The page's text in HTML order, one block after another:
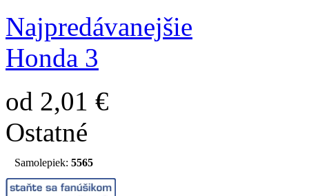
Najpredávanejšie
Honda 3
od 2,01 €
Ostatné
Samolepiek: 5565